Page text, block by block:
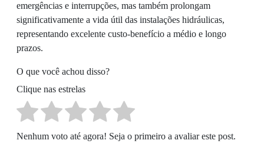
emergências e interrupções, mas também prolongam
significativamente a vida útil das instalações hidráulicas,
representando excelente custo-benefício a médio e longo
prazos.
O que você achou disso?
Clique nas estrelas
Nenhum voto até agora! Seja o primeiro a avaliar este post.